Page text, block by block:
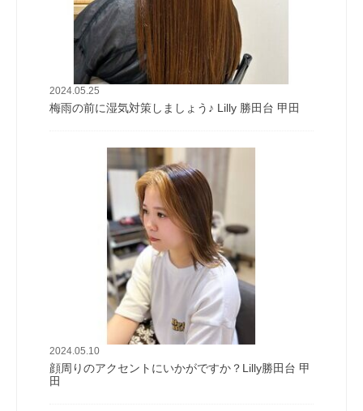
2024.05.25
梅雨の前に湿気対策しましょう♪ Lilly 勝田台 甲田
2024.05.10
顔周りのアクセントにいかがですか？Lilly勝田台 甲
田